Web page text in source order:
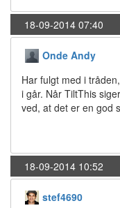
18-09-2014 07:40
Onde Andy
Har fulgt med i
i går. Når TiltThis
ved, at det er en god
18-09-2014 10:52
stef4690